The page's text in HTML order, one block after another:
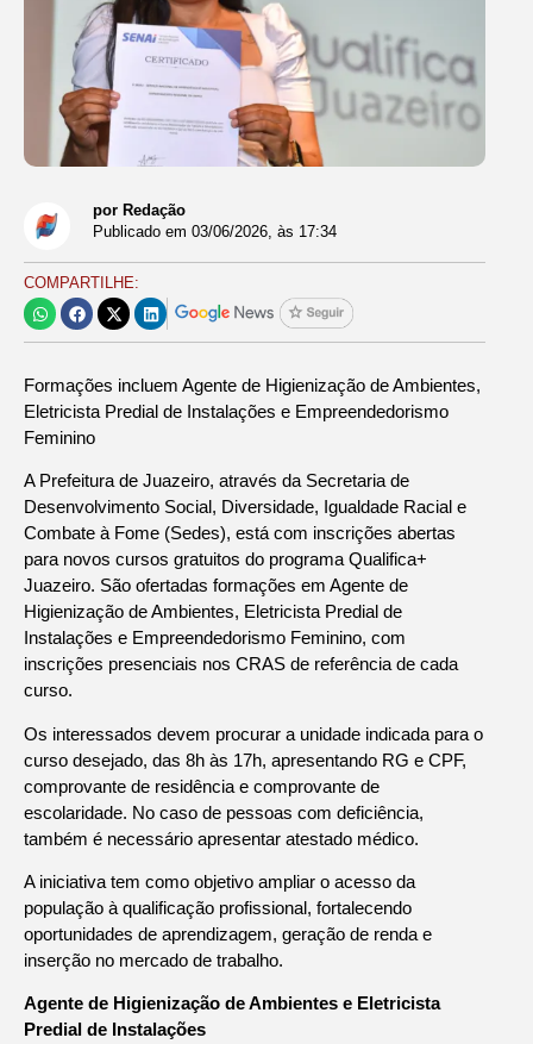
por Redação
Publicado em 03/06/2026, às 17:34
COMPARTILHE:
Formações incluem Agente de Higienização de Ambientes,
Eletricista Predial de Instalações e Empreendedorismo
Feminino
A Prefeitura de Juazeiro, através da Secretaria de
Desenvolvimento Social, Diversidade, Igualdade Racial e
Combate à Fome (Sedes), está com inscrições abertas
para novos cursos gratuitos do programa Qualifica+
Juazeiro. São ofertadas formações em Agente de
Higienização de Ambientes, Eletricista Predial de
Instalações e Empreendedorismo Feminino, com
inscrições presenciais nos CRAS de referência de cada
curso.
Os interessados devem procurar a unidade indicada para o
curso desejado, das 8h às 17h, apresentando RG e CPF,
comprovante de residência e comprovante de
escolaridade. No caso de pessoas com deficiência,
também é necessário apresentar atestado médico.
A iniciativa tem como objetivo ampliar o acesso da
população à qualificação profissional, fortalecendo
oportunidades de aprendizagem, geração de renda e
inserção no mercado de trabalho.
Agente de Higienização de Ambientes e Eletricista
Predial de Instalações